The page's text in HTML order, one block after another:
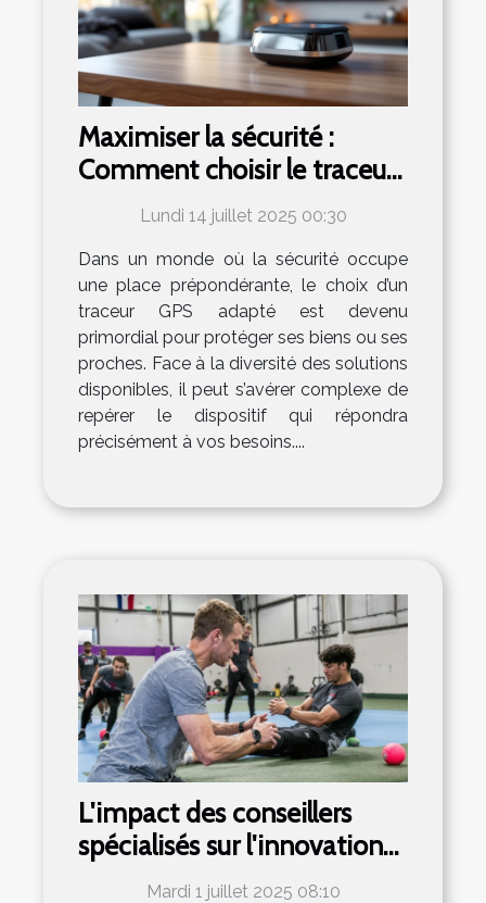
Maximiser la sécurité :
Comment choisir le traceur
GPS idéal ?Lundi 14 juillet 2025 00:30
Dans un monde où la sécurité occupe
une place prépondérante, le choix d’un
traceur GPS adapté est devenu
primordial pour protéger ses biens ou ses
proches. Face à la diversité des solutions
disponibles, il peut s’avérer complexe de
repérer le dispositif qui répondra
précisément à vos besoins....
L'impact des conseillers
spécialisés sur l'innovation
et la performance dans le
Mardi 1 juillet 2025 08:10